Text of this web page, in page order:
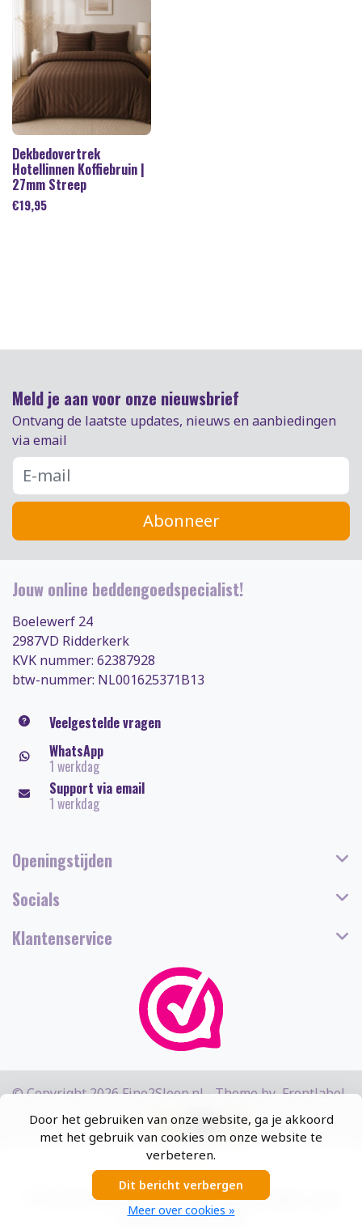
Door het gebruiken van onze website, ga je akkoord
met het gebruik van cookies om onze website te
verbeteren.
Dit bericht verbergen
Meer over cookies »
Dekbedovertrek
Hotellinnen Koffiebruin |
27mm Streep
€19,95
Meld je aan voor onze nieuwsbrief
Ontvang de laatste updates, nieuws en aanbiedingen
via email
Abonneer
Jouw online beddengoedspecialist!
Boelewerf 24
2987VD Ridderkerk
KVK nummer: 62387928
btw-nummer: NL001625371B13
Veelgestelde vragen
WhatsApp
1 werkdag
Support via email
1 werkdag
Openingstijden
Socials
Klantenservice
© Copyright 2026 Fine2Sleep.nl - Theme byFrontlabel
sterren op basis van13308beoordelingen.
13308 beoordelingen